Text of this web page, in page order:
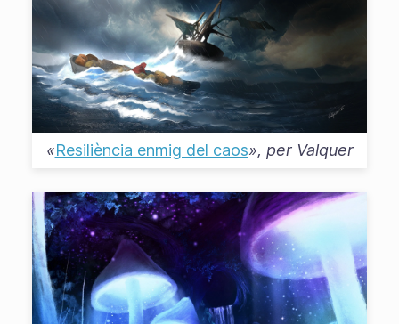
«Resiliència enmig del caos», per Valquer